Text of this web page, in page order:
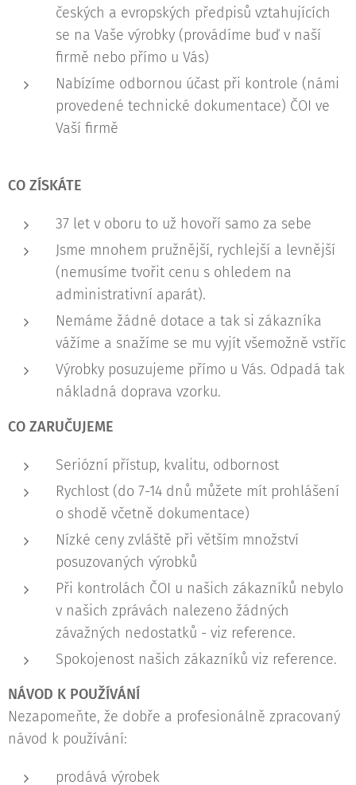
českých a evropských předpisů vztahujících
se na Vaše výrobky (provádíme buď v naší
firmě nebo přímo u Vás)
Nabízíme odbornou účast při kontrole (námi
provedené technické dokumentace) ČOI ve
Vaší firmě
CO ZÍSKÁTE
37 let v oboru to už hovoří samo za sebe
Jsme mnohem pružnější, rychlejší a levnější
(nemusíme tvořit cenu s ohledem na
administrativní aparát).
Nemáme žádné dotace a tak si zákazníka
vážíme a snažíme se mu vyjít všemožně vstříc
Výrobky posuzujeme přímo u Vás. Odpadá tak
nákladná doprava vzorku.
CO ZARUČUJEME
Seriózní přístup, kvalitu, odbornost
Rychlost (do 7-14 dnů můžete mít prohlášení
o shodě včetně dokumentace)
Nízké ceny zvláště při větším množství
posuzovaných výrobků
Při kontrolách ČOI u našich zákazníků nebylo
v našich zprávách nalezeno žádných
závažných nedostatků - viz reference.
Spokojenost našich zákazníků viz reference.
NÁVOD K POUŽÍVÁNÍ
Nezapomeňte, že dobře a profesionálně zpracovaný
návod k používání:
prodává výrobek